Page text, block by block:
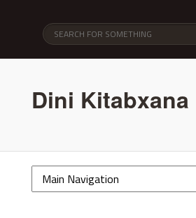
Dini Kitabxana